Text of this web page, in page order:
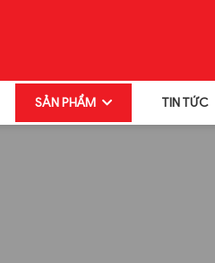
SẢN PHẨM TIN TỨC